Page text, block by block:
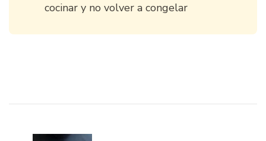
cocinar y no volver a congelar